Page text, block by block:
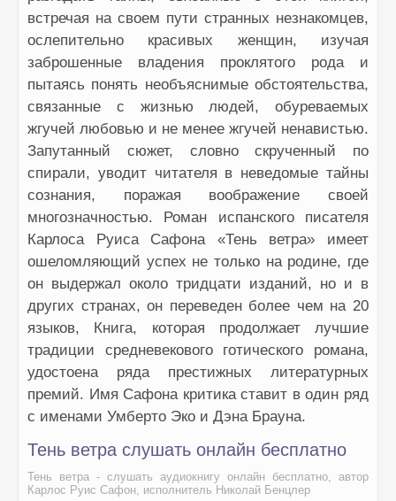
встречая на своем пути странных незнакомцев,
ослепительно красивых женщин, изучая
заброшенные владения проклятого рода и
пытаясь понять необъяснимые обстоятельства,
связанные с жизнью людей, обуреваемых
жгучей любовью и не менее жгучей ненавистью.
Запутанный сюжет, словно скрученный по
спирали, уводит читателя в неведомые тайны
сознания, поражая воображение своей
многозначностью. Роман испанского писателя
Карлоса Руиса Сафона «Тень ветра» имеет
ошеломляющий успех не только на родине, где
он выдержал около тридцати изданий, но и в
других странах, он переведен более чем на 20
языков, Книга, которая продолжает лучшие
традиции средневекового готического романа,
удостоена ряда престижных литературных
премий. Имя Сафона критика ставит в один ряд
с именами Умберто Эко и Дэна Брауна.
Тень ветра слушать онлайн бесплатно
Тень ветра - слушать аудиокнигу онлайн бесплатно, автор
Карлос Руис Сафон, исполнитель Николай Бенцлер